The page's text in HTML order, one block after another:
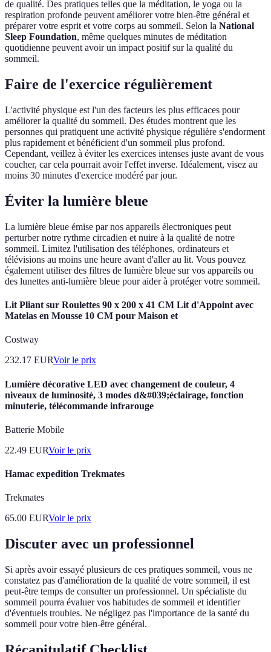
de qualité. Des pratiques telles que la méditation, le yoga ou la
respiration profonde peuvent améliorer votre bien-être général et
préparer votre esprit et votre corps au sommeil. Selon la National
Sleep Foundation, même quelques minutes de méditation
quotidienne peuvent avoir un impact positif sur la qualité du
sommeil.
Faire de l'exercice régulièrement
L'activité physique est l'un des facteurs les plus efficaces pour
améliorer la qualité du sommeil. Des études montrent que les
personnes qui pratiquent une activité physique régulière s'endorment
plus rapidement et bénéficient d'un sommeil plus profond.
Cependant, veillez à éviter les exercices intenses juste avant de vous
coucher, car cela pourrait avoir l'effet inverse. Idéalement, visez au
moins 30 minutes d'exercice modéré par jour.
Éviter la lumière bleue
La lumière bleue émise par nos appareils électroniques peut
perturber notre rythme circadien et nuire à la qualité de notre
sommeil. Limitez l'utilisation des téléphones, ordinateurs et
télévisions au moins une heure avant d'aller au lit. Vous pouvez
également utiliser des filtres de lumière bleue sur vos appareils ou
des lunettes anti-lumière bleue pour aider à protéger votre sommeil.
Lit Pliant sur Roulettes 90 x 200 x 41 CM Lit d'Appoint avec
Matelas en Mousse 10 CM pour Maison et
Costway
232.17 EURVoir le prix
Lumière décorative LED avec changement de couleur, 4
niveaux de luminosité, 3 modes d&#039;éclairage, fonction
minuterie, télécommande infrarouge
Batterie Mobile
22.49 EURVoir le prix
Hamac expedition Trekmates
Trekmates
65.00 EURVoir le prix
Discuter avec un professionnel
Si après avoir essayé plusieurs de ces pratiques sommeil, vous ne
constatez pas d'amélioration de la qualité de votre sommeil, il est
peut-être temps de consulter un professionnel. Un spécialiste du
sommeil pourra évaluer vos habitudes de sommeil et identifier
d'éventuels troubles. Ne négligez pas l'importance de la santé du
sommeil pour votre bien-être général.